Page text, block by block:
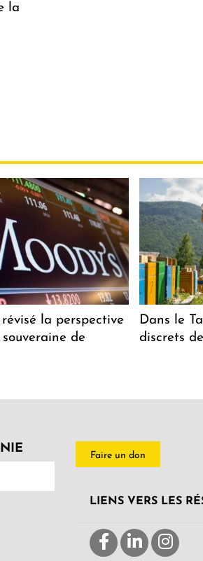
la
la perspective
de
Dans le
discrets
Faire un don
LIENS VERS LES